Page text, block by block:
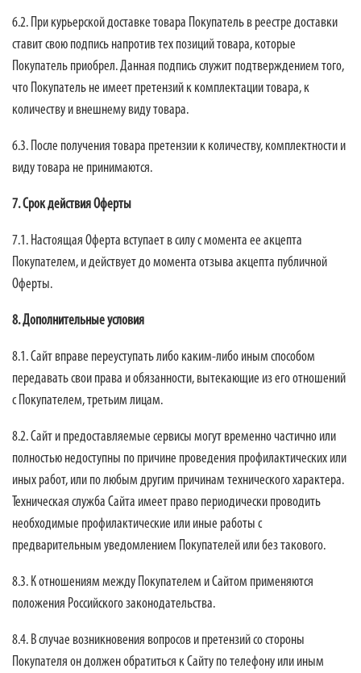
6.2. При курьерской доставке товара Покупатель в реестре доставки
ставит свою подпись напротив тех позиций товара, которые
Покупатель приобрел. Данная подпись служит подтверждением того,
что Покупатель не имеет претензий к комплектации товара, к
количеству и внешнему виду товара.
6.3. После получения товара претензии к количеству, комплектности и
виду товара не принимаются.
7. Срок действия Оферты
7.1. Настоящая Оферта вступает в силу с момента ее акцепта
Покупателем, и действует до момента отзыва акцепта публичной
Оферты.
8. Дополнительные условия
8.1. Сайт вправе переуступать либо каким-либо иным способом
передавать свои права и обязанности, вытекающие из его отношений
с Покупателем, третьим лицам.
8.2. Сайт и предоставляемые сервисы могут временно частично или
полностью недоступны по причине проведения профилактических или
иных работ, или по любым другим причинам технического характера.
Техническая служба Сайта имеет право периодически проводить
необходимые профилактические или иные работы с
предварительным уведомлением Покупателей или без такового.
8.3. К отношениям между Покупателем и Сайтом применяются
положения Российского законодательства.
8.4. В случае возникновения вопросов и претензий со стороны
Покупателя он должен обратиться к Сайту по телефону или иным